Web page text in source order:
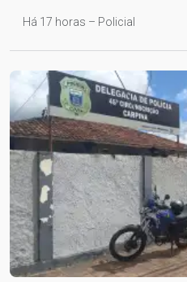
Há 17 horas – Policial